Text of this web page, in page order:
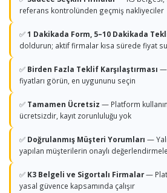
referans kontrolünden geçmiş nakliyeciler
✅1 Dakikada Form, 5–10 Dakikada
doldurun; aktif firmalar kısa sürede fiyat
✅ Birden Fazla Teklif Karşılaştırması —
fiyatları görün, en uygununu seçin
✅ Tamamen Ücretsiz — Platform
ücretsizdir, kayıt zorunluluğu yok
✅ Doğrulanmış Müşteri Yorumları —
yapılan müşterilerin onaylı
✅ K3 Belgeli ve Sigortalı Firmalar—
yasal güvence kapsamında çalışır